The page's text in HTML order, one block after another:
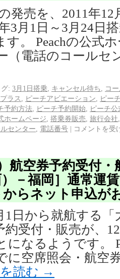
発売を、2011年
3月1日～3月24日
す。 Peachの公式
（電話のコールセ
グ: 3月1日搭乗 キャンセル待ち
コ
ラス ピーチアビエーション
ピー
予約方法 ピーチ予約開始
ピーチ公
ホームページ 搭乗券販売 旅行会社
センター 電話番号 | コメントを受
航空券予約受付・
－福岡］通常運
らネット申込が
1日から就航する
約受付・販売が、
になるようです。
に空席照会・航空
読む →